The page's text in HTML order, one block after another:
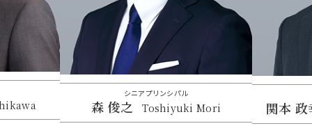
シニアプリンシパル
森 俊之 Toshiyuki Mori 関本